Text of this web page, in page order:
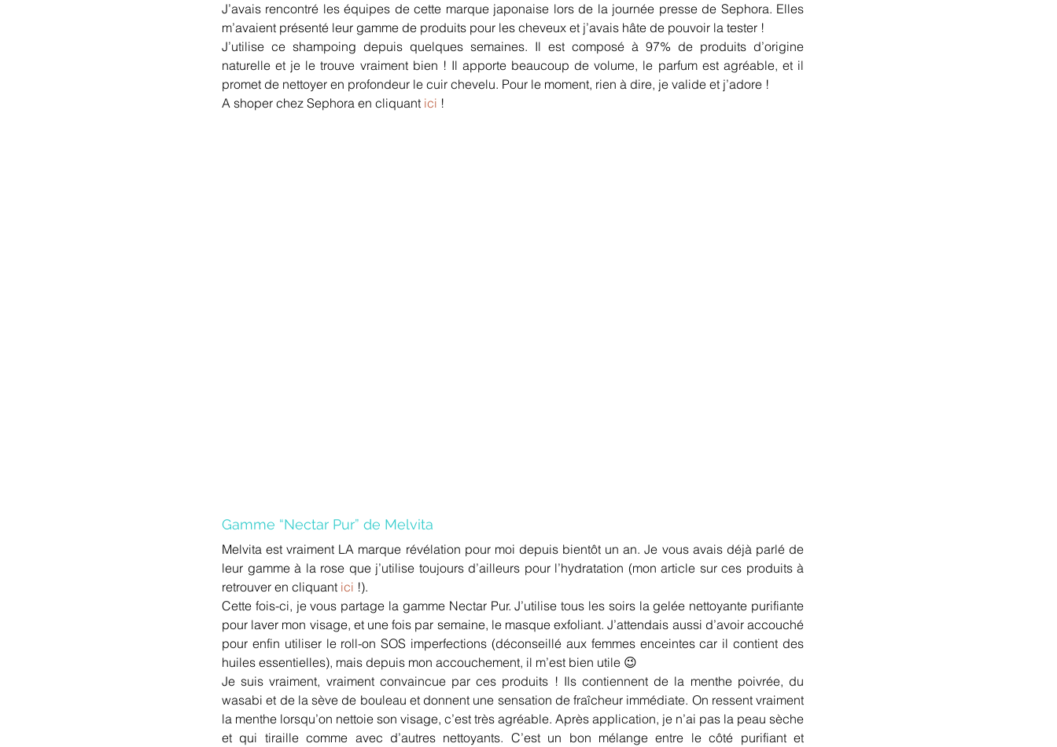
J’avais rencontré les équipes de cette marque japonaise lors de la journée presse de Sephora. Elles
m’avaient présenté leur gamme de produits pour les cheveux et j’avais hâte de pouvoir la tester !
J’utilise ce shampoing depuis quelques semaines. Il est composé à 97% de produits d’origine
naturelle et je le trouve vraiment bien ! Il apporte beaucoup de volume, le parfum est agréable, et il
promet de nettoyer en profondeur le cuir chevelu. Pour le moment, rien à dire, je valide et j’adore !
A shoper chez Sephora en cliquant ici !
Gamme “Nectar Pur” de Melvita
Melvita est vraiment LA marque révélation pour moi depuis bientôt un an. Je vous avais déjà parlé de
leur gamme à la rose que j’utilise toujours d’ailleurs pour l’hydratation (mon article sur ces produits à
retrouver en cliquant ici !).
Cette fois-ci, je vous partage la gamme Nectar Pur. J’utilise tous les soirs la gelée nettoyante purifiante
pour laver mon visage, et une fois par semaine, le masque exfoliant. J’attendais aussi d’avoir accouché
pour enfin utiliser le roll-on SOS imperfections (déconseillé aux femmes enceintes car il contient des
huiles essentielles), mais depuis mon accouchement, il m’est bien utile 😉
Je suis vraiment, vraiment convaincue par ces produits ! Ils contiennent de la menthe poivrée, du
wasabi et de la sève de bouleau et donnent une sensation de fraîcheur immédiate. On ressent vraiment
la menthe lorsqu’on nettoie son visage, c’est très agréable. Après application, je n’ai pas la peau sèche
et qui tiraille comme avec d’autres nettoyants. C’est un bon mélange entre le côté purifiant et